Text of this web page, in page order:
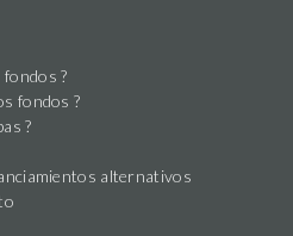
?
fondos ?
?
alternativos